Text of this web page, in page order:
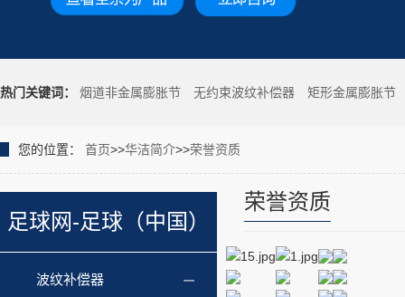
热门关键词： 烟道非金属膨胀节 无约束波纹补偿器 矩形金属膨胀节
您的位置： 首页>>华洁简介>>荣誉资质
足球网-足球（中国）
波纹补偿器
荣誉资质